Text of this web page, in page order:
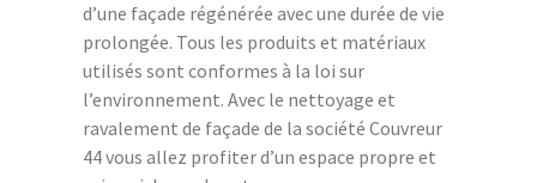
d’une façade régénérée avec une durée de vie
prolongée. Tous les produits et matériaux
utilisés sont conformes à la loi sur
l’environnement. Avec le nettoyage et
ravalement de façade de la société Couvreur
44 vous allez profiter d’un espace propre et